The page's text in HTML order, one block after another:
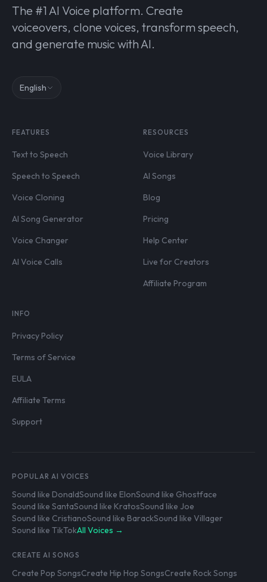
The #1 AI Voice platform. Create
voiceovers, clone voices, transform speech,
and generate music with AI.
English
FEATURES
Text to Speech
Speech to Speech
Voice Cloning
AI Song Generator
Voice Changer
AI Voice Calls
RESOURCES
Voice Library
AI Songs
Blog
Pricing
Help Center
Live for Creators
Affiliate Program
INFO
Privacy Policy
Terms of Service
EULA
Affiliate Terms
Support
POPULAR AI VOICES
Sound like DonaldSound like ElonSound like Ghostface
Sound like SantaSound like KratosSound like Joe
Sound like CristianoSound like BarackSound like Villager
Sound like TikTokAll Voices →
CREATE AI SONGS
Create Pop SongsCreate Hip Hop SongsCreate Rock Songs